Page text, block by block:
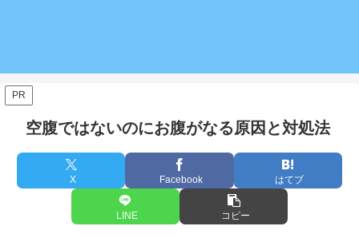
PR
空腹ではないのにお腹がなる原因と対処法
X Facebook はてブ
LINE コピー